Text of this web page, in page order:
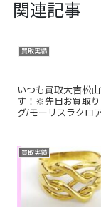
関連記事
買取実績
いつも買取大吉松
す！🔆先日お買取
グ/モーリスラクロ
買取実績